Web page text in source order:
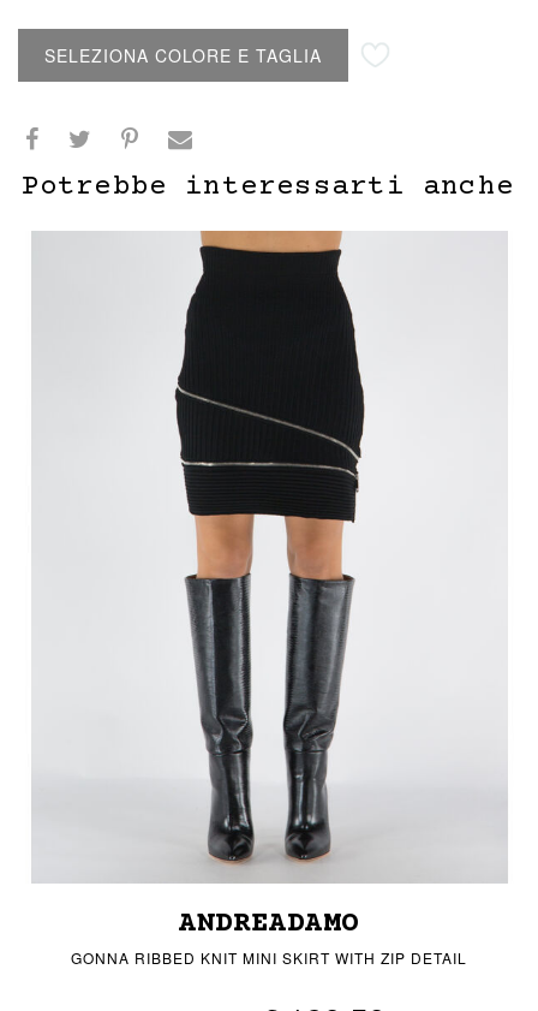
SELEZIONA COLORE E TAGLIA
Potrebbe interessarti anche
ANDREADAMO
GONNA RIBBED KNIT MINI SKIRT WITH ZIP DETAIL